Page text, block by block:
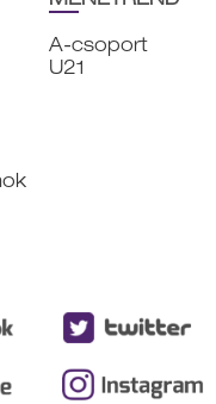
A-csoport
U21